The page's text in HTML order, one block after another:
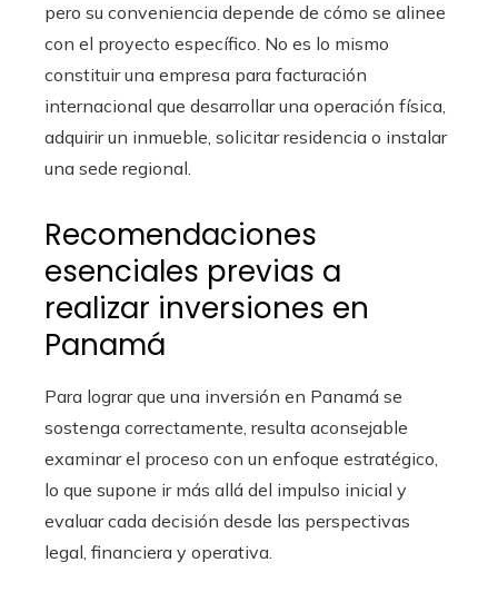
pero su conveniencia depende de cómo se alinee
con el proyecto específico. No es lo mismo
constituir una empresa para facturación
internacional que desarrollar una operación física,
adquirir un inmueble, solicitar residencia o instalar
una sede regional.
Recomendaciones
esenciales previas a
realizar inversiones en
Panamá
Para lograr que una inversión en Panamá se
sostenga correctamente, resulta aconsejable
examinar el proceso con un enfoque estratégico,
lo que supone ir más allá del impulso inicial y
evaluar cada decisión desde las perspectivas
legal, financiera y operativa.